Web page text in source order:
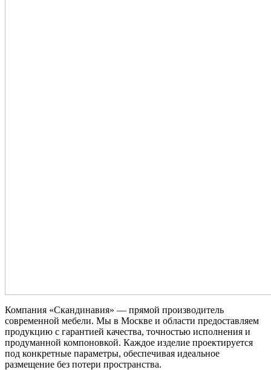
Компания «Скандинавия» — прямой производитель
современной мебели. Мы в Москве и области предоставляем
продукцию с гарантией качества, точностью исполнения и
продуманной компоновкой. Каждое изделие проектируется
под конкретные параметры, обеспечивая идеальное
размещение без потери пространства.